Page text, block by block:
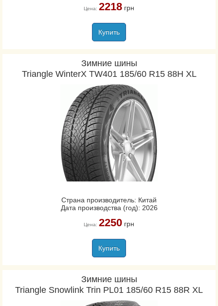
Цена: 2218грн
Купить
Зимние шины
Triangle WinterX TW401 185/60 R15 88H XL
Страна производитель: Китай
Дата производства (год): 2026
Цена: 2250грн
Купить
Зимние шины
Triangle Snowlink Trin PL01 185/60 R15 88R XL